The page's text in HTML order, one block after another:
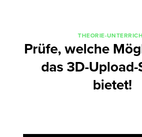
THEORIE-
Prüfe, welche
das 3D-Upload-
bietet!